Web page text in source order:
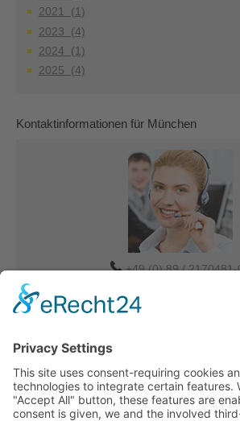
2021 (1)
2023 (4)
2024 (1)
2025 (4)
Kontaktinformationen für München
+49 (0) 89 / 2170481-
Verkauf-
Eilige Transportanfrage